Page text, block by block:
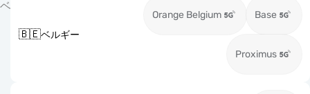
ベ
🇧🇪ベルギー
Orange Belgium Base
Proximus